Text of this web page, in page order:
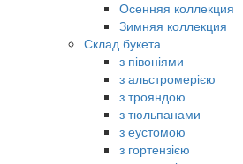
Осенняя коллекция
Зимняя коллекция
Склад букета
з півоніями
з альстромерією
з трояндою
з тюльпанами
з еустомою
з гортензією